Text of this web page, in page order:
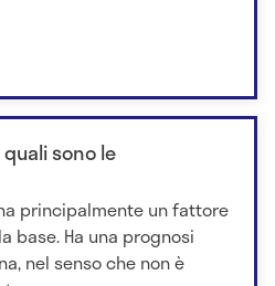
sono le
principalmente un fattore
base. Ha una prognosi
nel senso che non è